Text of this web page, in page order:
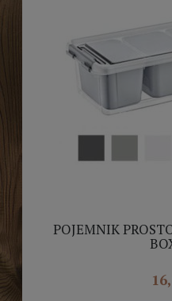
POJEMNIK